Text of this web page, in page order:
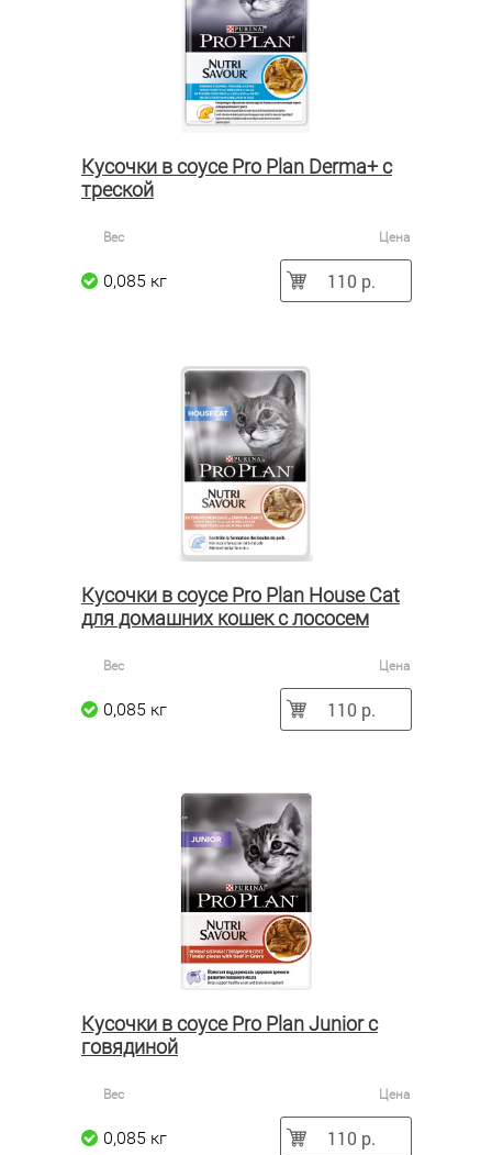
Кусочки в соусе Pro Plan Derma+ с
треской
Вес Цена
0,085 кг 110 р.
Кусочки в соусе Pro Plan House Cat
для домашних кошек с лососем
Вес Цена
0,085 кг 110 р.
Кусочки в соусе Pro Plan Junior с
говядиной
Вес Цена
0,085 кг 110 р.